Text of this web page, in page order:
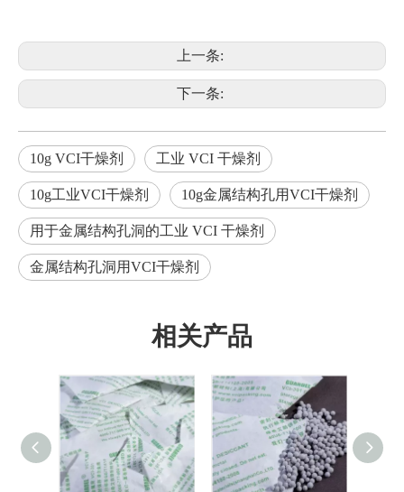
上一条:
下一条:
10g VCI干燥剂 工业 VCI 干燥剂
10g工业VCI干燥剂 10g金属结构孔用VCI干燥剂
用于金属结构孔洞的工业 VCI 干燥剂
金属结构孔洞用VCI干燥剂
相关产品